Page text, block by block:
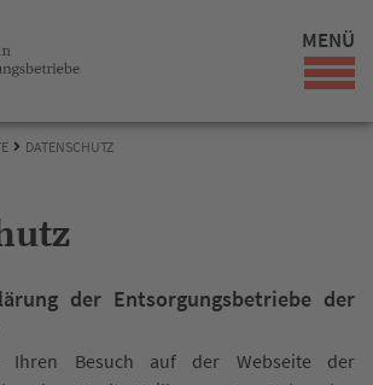
MENÜ
DATENSCHUTZ
der Entsorgungsbetriebe der
Ihren Besuch auf der Webseite der